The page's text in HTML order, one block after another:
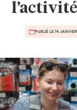
PUBLIÉ LE 14